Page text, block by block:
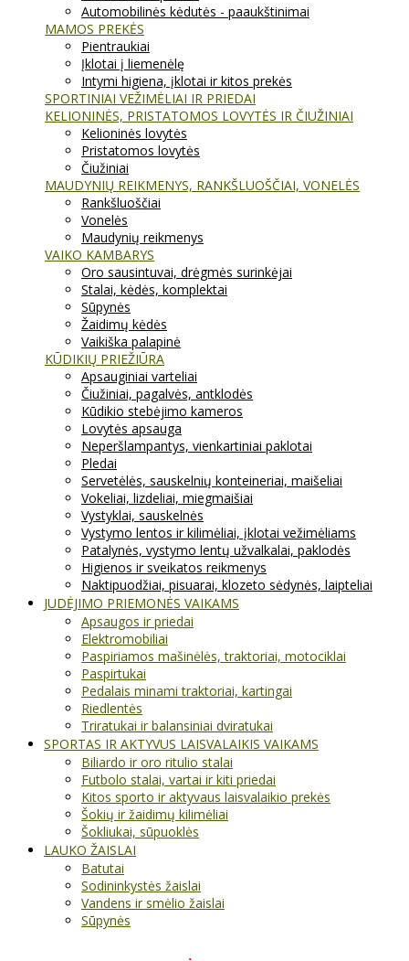
Automobilinės kėdutės - paaukštinimai
MAMOS PREKĖS
Pientraukiai
Įklotai į liemenėlę
Intymi higiena, įklotai ir kitos prekės
SPORTINIAI VEŽIMĖLIAI IR PRIEDAI
KELIONINĖS, PRISTATOMOS LOVYTĖS IR ČIUŽINIAI
Kelioninės lovytės
Pristatomos lovytės
Čiužiniai
MAUDYNIŲ REIKMENYS, RANKŠLUOŠČIAI, VONELĖS
Rankšluoščiai
Vonelės
Maudynių reikmenys
VAIKO KAMBARYS
Oro sausintuvai, drėgmės surinkėjai
Stalai, kėdės, komplektai
Sūpynės
Žaidimų kėdės
Vaikiška palapinė
KŪDIKIŲ PRIEŽIŪRA
Apsauginiai varteliai
Čiužiniai, pagalvės, antklodės
Kūdikio stebėjimo kameros
Lovytės apsauga
Neperšlampantys, vienkartiniai paklotai
Pledai
Servetėlės, sauskelnių konteineriai, maišeliai
Vokeliai, lizdeliai, miegmaišiai
Vystyklai, sauskelnės
Vystymo lentos ir kilimėliai, įklotai vežimėliams
Patalynės, vystymo lentų užvalkalai, paklodės
Higienos ir sveikatos reikmenys
Naktipuodžiai, pisuarai, klozeto sėdynės, laipteliai
JUDĖJIMO PRIEMONĖS VAIKAMS
Apsaugos ir priedai
Elektromobiliai
Paspiriamos mašinėlės, traktoriai, motociklai
Paspirtukai
Pedalais minami traktoriai, kartingai
Riedlentės
Triratukai ir balansiniai dviratukai
SPORTAS IR AKTYVUS LAISVALAIKIS VAIKAMS
Biliardo ir oro ritulio stalai
Futbolo stalai, vartai ir kiti priedai
Kitos sporto ir aktyvaus laisvalaikio prekės
Šokių ir žaidimų kilimėliai
Šokliukai, sūpuoklės
LAUKO ŽAISLAI
Batutai
Sodininkystės žaislai
Vandens ir smėlio žaislai
Sūpynės